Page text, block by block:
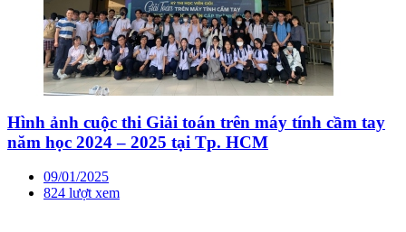
Hình ảnh cuộc thi Giải toán trên máy tính cầm tay
năm học 2024 – 2025 tại Tp. HCM
09/01/2025
824 lượt xem